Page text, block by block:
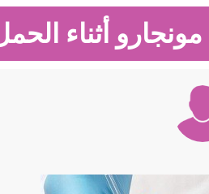
أثناء